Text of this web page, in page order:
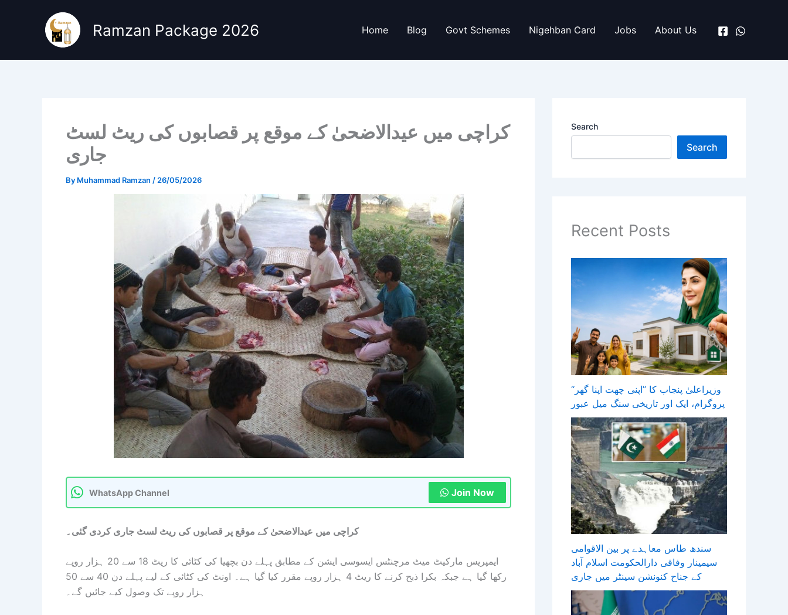
Ramzan Package 2026 Home Blog Govt Schemes Nigehban Card Jobs About Us
کراچی میں عیدالاضحیٰ کے موقع پر قصابوں کی ریٹ لسٹ
جاری
By Muhammad Ramzan / 26/05/2026
WhatsApp Channel Join Now
کراچی میں عیدالاضحیٰ کے موقع پر قصابوں کی ریٹ لسٹ جاری کردی گئی۔
ایمپریس مارکیٹ میٹ مرچنٹس ایسوسی ایشن کے مطابق پہلے دن بچھیا کی کٹائی کا ریٹ 18 سے 20 ہزار روپے
رکھا گیا ہے جبکہ بکرا ذبح کرنے کا ریٹ 4 ہزار روپے مقرر کیا گیا ہے۔ اونٹ کی کٹائی کے لیے پہلے دن 40 سے 50
ہزار روپے تک وصول کیے جائیں گے۔
Search
Search
Recent Posts
وزیراعلیٰ پنجاب کا ’’اپنی چھت اپنا گھر‘‘
پروگرام، ایک اور تاریخی سنگ میل عبور
سندھ طاس معاہدے پر بین الاقوامی
سیمینار وفاقی دارالحکومت اسلام آباد
کے جناح کنونشن سینٹر میں جاری